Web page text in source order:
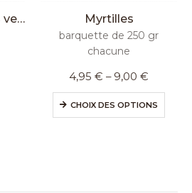
Raisins sans pépins verts Myrtilles
barquette de 250 gr
chacune
4,95 € – 9,00 €
CHOIX DES OPTIONS